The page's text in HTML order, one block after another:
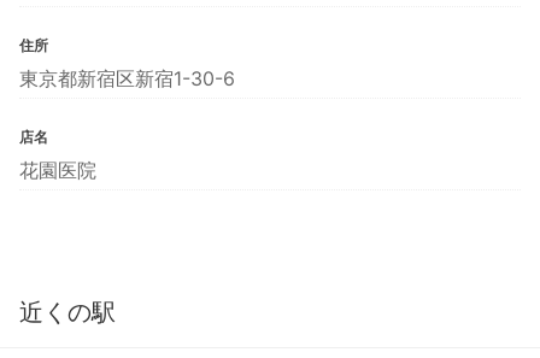
住所
東京都新宿区新宿1-30-6
店名
花園医院
近くの駅